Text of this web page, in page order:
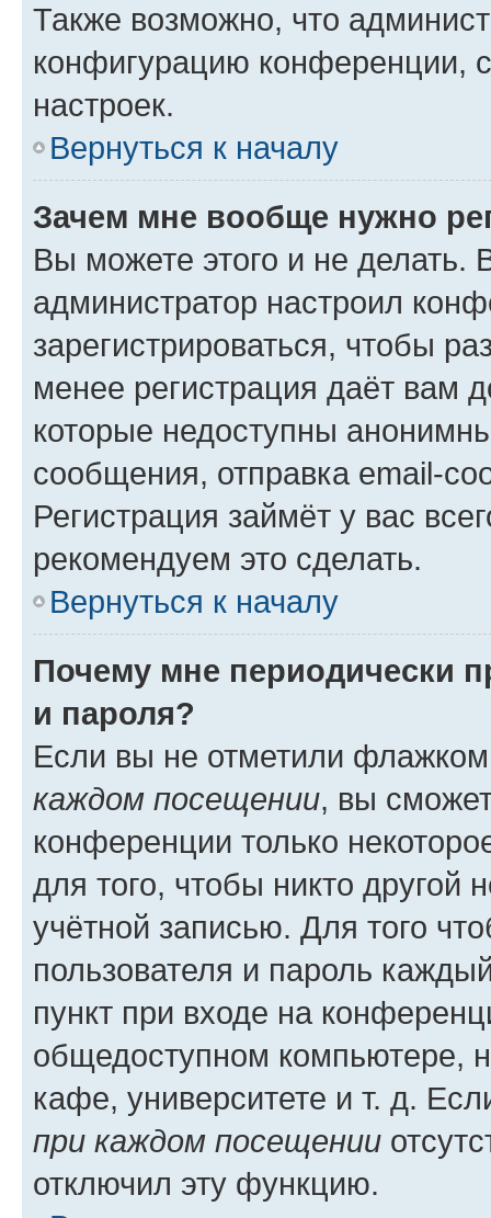
Также возможно, что
конфигурацию конференции,
настроек.
Вернуться к началу
Зачем мне вообще нужно
Вы можете этого и не делать.
администратор настроил
зарегистрироваться, чтобы
менее регистрация даёт вам
которые недоступны
сообщения, отправка email-
Регистрация займёт у вас
рекомендуем это сделать.
Вернуться к началу
Почему мне периодически
и пароля?
Если вы не отметили
каждом посещении, вы
конференции только
для того, чтобы никто другой
учётной записью. Для того
пользователя и пароль
пункт при входе на
общедоступном компьютере,
кафе, университете и т. д.
при каждом посещении
отключил эту функцию.